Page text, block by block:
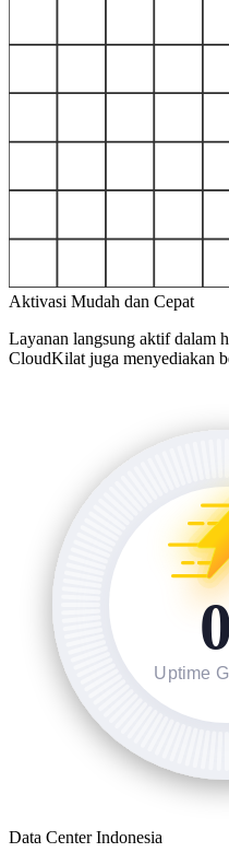
Aktivasi Mudah dan Cepat
Layanan langsung aktif dalam
CloudKilat juga menyediakan
0
Uptime
Data Center Indonesia